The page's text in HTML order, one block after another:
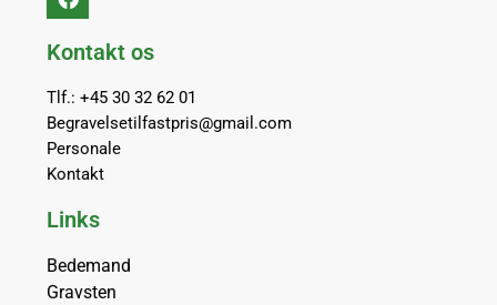
Kontakt os
Tlf.: +45 30 32 62 01
Begravelsetilfastpris@gmail.com
Personale
Kontakt
Links
Bedemand
Gravsten